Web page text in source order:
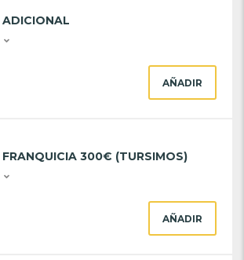
AÑADIR
FRANQUICIA 300€ (TURSIMOS)
AÑADIR